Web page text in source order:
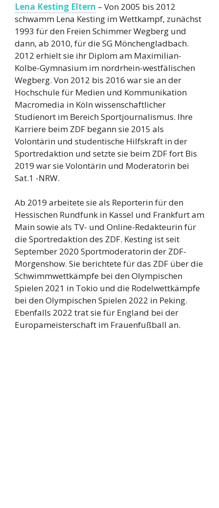
Lena Kesting Eltern – Von 2005 bis 2012
schwamm Lena Kesting im Wettkampf, zunächst
1993 für den Freien Schimmer Wegberg und
dann, ab 2010, für die SG Mönchengladbach.
2012 erhielt sie ihr Diplom am Maximilian-
Kolbe-Gymnasium im nordrhein-westfälischen
Wegberg. Von 2012 bis 2016 war sie an der
Hochschule für Medien und Kommunikation
Macromedia in Köln wissenschaftlicher
Studienort im Bereich Sportjournalismus. Ihre
Karriere beim ZDF begann sie 2015 als
Volontärin und studentische Hilfskraft in der
Sportredaktion und setzte sie beim ZDF fort Bis
2019 war sie Volontärin und Moderatorin bei
Sat.1 -NRW.
Ab 2019 arbeitete sie als Reporterin für den
Hessischen Rundfunk in Kassel und Frankfurt am
Main sowie als TV- und Online-Redakteurin für
die Sportredaktion des ZDF. Kesting ist seit
September 2020 Sportmoderatorin der ZDF-
Morgenshow. Sie berichtete für das ZDF über die
Schwimmwettkämpfe bei den Olympischen
Spielen 2021 in Tokio und die Rodelwettkämpfe
bei den Olympischen Spielen 2022 in Peking.
Ebenfalls 2022 trat sie für England bei der
Europameisterschaft im Frauenfußball an.